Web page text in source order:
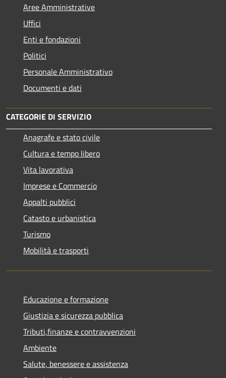
Aree Amministrative
Uffici
Enti e fondazioni
Politici
Personale Amministrativo
Documenti e dati
CATEGORIE DI SERVIZIO
Anagrafe e stato civile
Cultura e tempo libero
Vita lavorativa
Imprese e Commercio
Appalti pubblici
Catasto e urbanistica
Turismo
Mobilità e trasporti
Educazione e formazione
Giustizia e sicurezza pubblica
Tributi,finanze e contravvenzioni
Ambiente
Salute, benessere e assistenza